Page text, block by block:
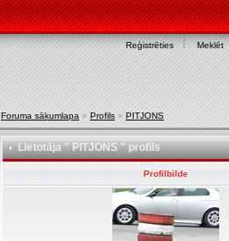
Reģistrēties Meklēt
Foruma sākumlapa » Profils » PITJONS
Lietotāja " PITJONS " profils
Profilbilde